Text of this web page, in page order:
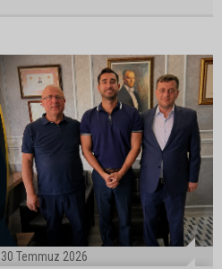
30 Temmuz 2026